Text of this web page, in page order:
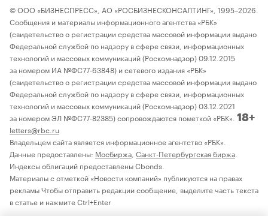
© ООО «БИЗНЕСПРЕСС», АО «РОСБИЗНЕСКОНСАЛТИНГ», 1995–2026.
Сообщения и материалы информационного агентства «РБК»
(свидетельство о регистрации средства массовой информации выдано
Федеральной службой по надзору в сфере связи, информационных
технологий и массовых коммуникаций (Роскомнадзор) 09.12.2015
за номером ИА №ФС77-63848) и сетевого издания «РБК»
(свидетельство о регистрации средства массовой информации выдано
Федеральной службой по надзору в сфере связи, информационных
технологий и массовых коммуникаций (Роскомнадзор) 03.12.2021
за номером ЭЛ №ФС77-82385) сопровождаются пометкой «РБК». 18+
letters@rbc.ru
Владельцем сайта является информационное агентство «РБК».
Данные предоставлены: Мосбиржа Санкт-Петербургская биржа
Индексы облигаций предоставлены Cbonds.
Материалы с отметкой «Новости компаний» публикуются на правах
рекламы Чтобы отправить редакции сообщение, выделите часть текста
в статье и нажмите Ctrl+Enter